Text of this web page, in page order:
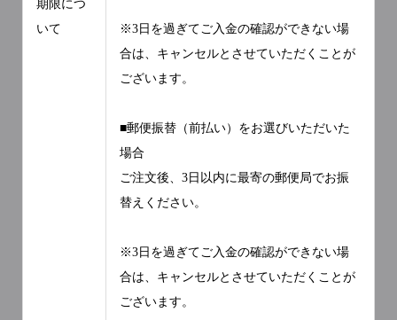
期限につ
いて
※3日を過ぎてご入金の確認ができない場
合は、キャンセルとさせていただくことが
ございます。
■郵便振替（前払い）をお選びいただいた
場合
ご注文後、3日以内に最寄の郵便局でお振
替えください。
※3日を過ぎてご入金の確認ができない場
合は、キャンセルとさせていただくことが
ございます。